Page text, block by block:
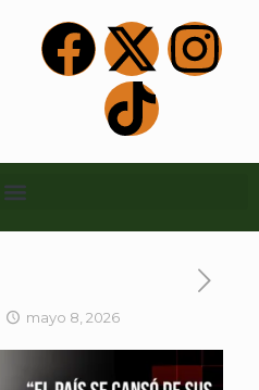
mayo 8, 2026